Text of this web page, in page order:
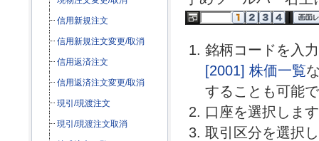
信用新規注文
信用新規注文変更/取消
信用返済注文
信用返済注文変更/取消
現引/現渡注文
現引/現渡注文取消
銘柄コードを入
[2001] 株価一覧
することも可能
口座を選択しま
取引区分を選択